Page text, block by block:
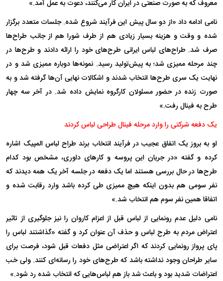
معروف که به صورت صنعتی در ایران کار می‌کنند، دعوت به عمل آمد.»
نامی ادامه داد «از دو سال پیش این فرآیند شروع شده. جلسات متعدد برگزار
شده و وقت و هزینه بسیار زیادی هم از طرف شورا هم از جانب طراح‌ها
صرف شد. طراح‌های لباس ایرانی طرح‌های خود را ارائه دادند و طرح‌ها در
چند مرحله ممیزی شد؛ به پیش‌تولید رسید. نمونه‌ها دوباره ممیزی شد و در
نهایت یک سری طرح‌ها انتخاب شدند و اشکالات نهایی آن‌ها گرفته شد و به
صورت زنده در حضور مسئولان کارگروه نمایش داده شد. در آخر سه چهار
طرح به فینال رفت.»
یک دفعه شرکتی را وارد مرحله فینال طراحی لباس کردند
او به بروز یک اتفاق عجیب در فرآیند انتخاب برند طراح لباس المپیک اشاره
کرده و گفته «در جریان این پروسه و کار‌های داوری، مشخص بود کدام
طرح‌ها در حال بررسی هستند اما یک دفعه در جلسه آخر یک همه دیدند که
نفر سومی هم بدون اینکه هیچ ممیزی طی کرده باشد وارد رقابت شده و
اتفاقا همین نفر سوم هم انتخاب شد.»
نامی دلیل عدم رونمایی از لباس قبل از اعزام کاروان را نیز جلوگیری از تاثیر
اعتراض مردم به طرح لباس و حذف آن عنوان کرد و گفته «گذاشتند لباس را
پای پرواز رونمایی کردند که اگر اعتراضی مثل دفعات قبل شود، فرصت برای
سایر طراحان وجود نداشته باشد که طرح‌های خود را رسانه‌ای کنند. ولی خب
اعتراضات شدید بود و باعث شد باز هم لباس‌هایی که انتخاب شده رد شود.»